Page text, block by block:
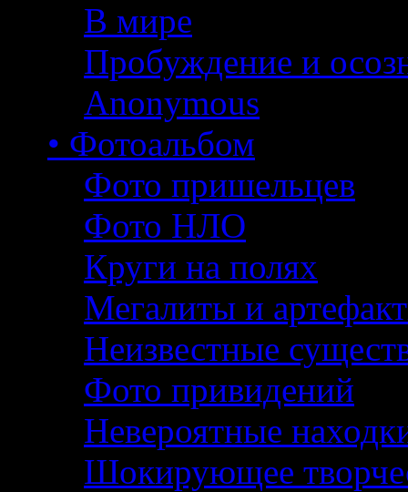
В мире
Пробуждение и
Anonymous
• Фотоальбом
Фото пришельцев
Фото НЛО
Круги на полях
Мегалиты и
Неизвестные
Фото привидений
Невероятные
Шокирующее